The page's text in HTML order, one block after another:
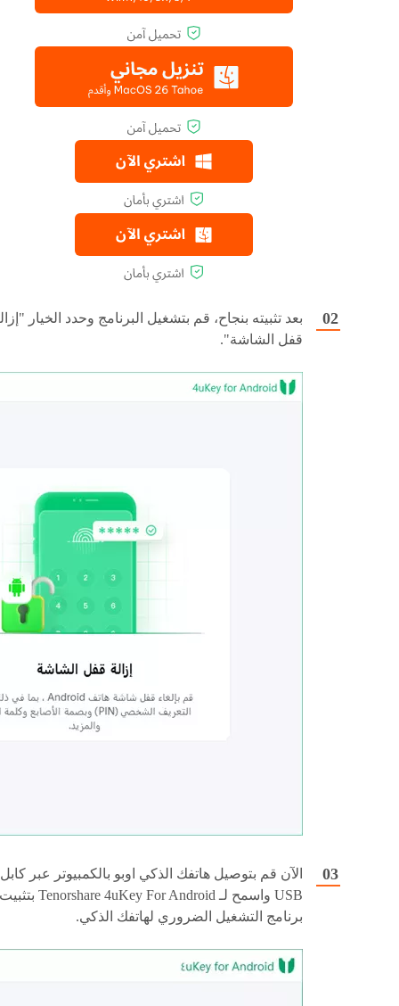
بعد تثبيته بنجاح، قم بتشغيل البرنامج وحدد الخيار
قفل الشاشة".
الآن قم بتوصيل هاتفك الذكي اوبو بالكمبيوتر عبر كابل
USB واسمح لـ Tenorshare 4uKey For Android بتثبيت
برنامج التشغيل الضروري لهاتفك الذكي.